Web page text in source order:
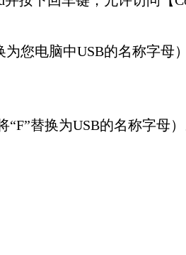
您电脑中USB的名称字母）
替换为USB的名称字母